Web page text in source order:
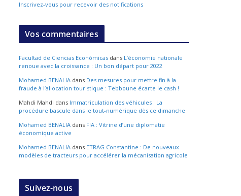
Inscrivez-vous pour recevoir des notifications
Vos commentaires
Facultad de Ciencias Económicas dans L’économie nationale
renoue avec la croissance : Un bon départ pour 2022
Mohamed BENALIA dans Des mesures pour mettre fin à la
fraude à l’allocation touristique : Tebboune écarte le cash !
Mahdi Mahdi dans Immatriculation des véhicules : La
procédure bascule dans le tout-numérique dès ce dimanche
Mohamed BENALIA dans FIA : Vitrine d’une diplomatie
économique active
Mohamed BENALIA dans ETRAG Constantine : De nouveaux
modèles de tracteurs pour accélérer la mécanisation agricole
Suivez-nous